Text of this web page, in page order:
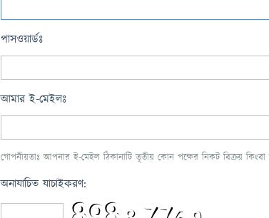
পাসওয়ার্ডঃ
আমার ই-মেইলঃ
গোপনীয়তাঃ আপনার ই-মেইল ঠিকানাটি তৃতীয় কোন পক্ষের নিকট বিক্রয় কিংবা
অনাযাচিত যাচাইকরণ: